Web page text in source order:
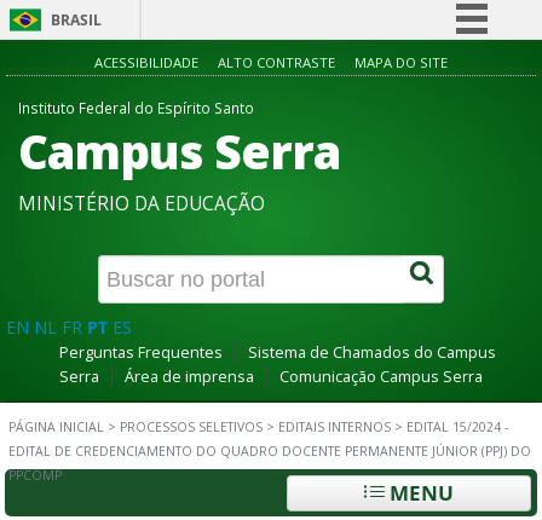
BRASIL
Simplifique!
Acesso à informação
Canais
ACESSIBILIDADE ALTO CONTRASTE MAPA DO SITE
Instituto Federal do Espírito Santo
Campus Serra
MINISTÉRIO DA EDUCAÇÃO
EN NL FR PT ES
Perguntas Frequentes
Sistema de Chamados do Campus
Serra
Área de imprensa Comunicação Campus Serra
PÁGINA INICIAL > PROCESSOS SELETIVOS > EDITAIS INTERNOS > EDITAL 15/2024 -
EDITAL DE CREDENCIAMENTO DO QUADRO DOCENTE PERMANENTE JÚNIOR (PPJ) DO
PPCOMP
MENU